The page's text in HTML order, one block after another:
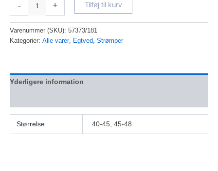
- + Tilføj til kurv
Varenummer (SKU): 57373/181
Kategorier: Alle varer, Egtved, Strømper
Yderligere information
Størrelse 40-45, 45-48